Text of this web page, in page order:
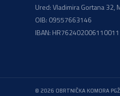
Ured: Vladimira Gortana 32,
OIB: 09557663146
IBAN:
© 2026 OBRTNIČKA KOMORA PGŽ